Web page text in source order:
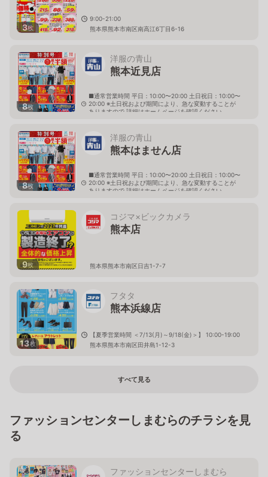
3枚
9:00-21:00
熊本県熊本市南区南高江6丁目6-16
8枚
洋服の青山
熊本近見店
■通常営業時間 平日：10:00〜20:00 土日祝日：10:00〜
20:00 ※土日祝および期間により、急な変動することが
ありますので 詳細はホームページを確認ください
8枚
洋服の青山
熊本はません店
■通常営業時間 平日：10:00〜20:00 土日祝日：10:00〜
20:00 ※土日祝および期間により、急な変動することが
ありますので 詳細はホームページを確認ください
9枚
コジマ×ビックカメラ
熊本店
熊本県熊本市南区日吉1-7-7
13枚
フタタ
熊本浜線店
【夏季営業時間 ＜7/13(月)～9/18(金)＞】 10:00-19:00
熊本県熊本市南区田井島1-12-3
すべて見る
ファッションセンターしまむらのチラシを見
る
ファッションセンターしまむら